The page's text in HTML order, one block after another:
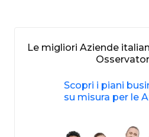
Le migliori Aziende
Scopri i piani
su misura per le